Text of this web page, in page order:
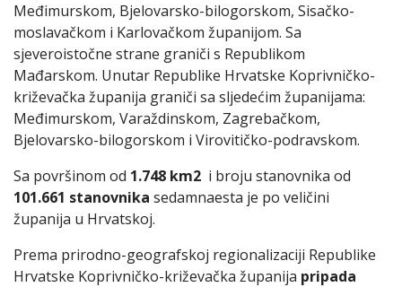
Međimurskom, Bjelovarsko-bilogorskom, Sisačko-
moslavačkom i Karlovačkom županijom. Sa
sjeveroistočne strane graniči s Republikom
Mađarskom. Unutar Republike Hrvatske Koprivničko-
križevačka županija graniči sa sljedećim županijama:
Međimurskom, Varaždinskom, Zagrebačkom,
Bjelovarsko-bilogorskom i Virovitičko-podravskom.
Sa površinom od 1.748 km2 i broju stanovnika od
101.661 stanovnika sedamnaesta je po veličini
županija u Hrvatskoj.
Prema prirodno-geografskoj regionalizaciji Republike
Hrvatske Koprivničko-križevačka županija pripada